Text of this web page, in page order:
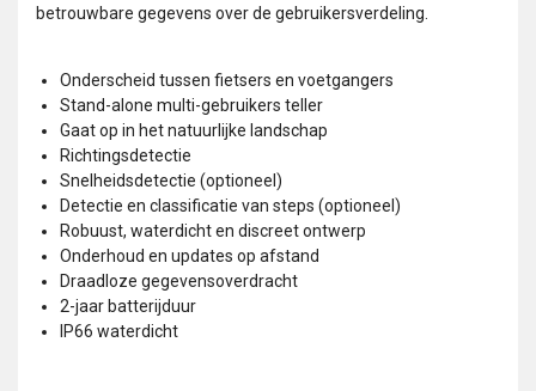
betrouwbare gegevens over de gebruikersverdeling.
Onderscheid tussen fietsers en voetgangers
Stand-alone multi-gebruikers teller
Gaat op in het natuurlijke landschap
Richtingsdetectie
Snelheidsdetectie (optioneel)
Detectie en classificatie van steps (optioneel)
Robuust, waterdicht en discreet ontwerp
Onderhoud en updates op afstand
Draadloze gegevensoverdracht
2-jaar batterijduur
IP66 waterdicht